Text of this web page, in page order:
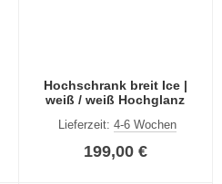
Hochschrank breit Ice |
weiß / weiß Hochglanz
Lieferzeit:4-6 Wochen
199,00 €